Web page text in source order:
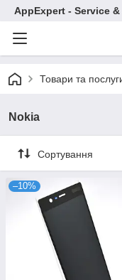
AppExpert - Service
Товари та
Nokia
Сортування
–10%